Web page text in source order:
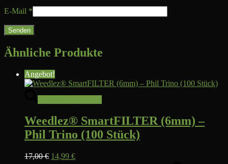
E-Mail *
Ähnliche Produkte
Angebot!
mehrere
Varianten
auf.
Weedlez® SmartFILTER (6mm) –
Phil Trino (100 Stück)
17,00€ Ursprünglicher
14,99 €Aktueller